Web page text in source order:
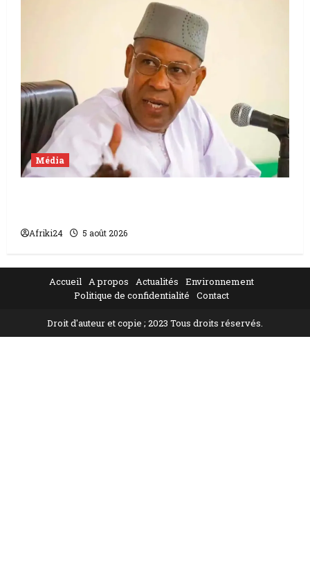
Média
Afriki24 5 août 2026
Accueil A propos Actualités
Environnement
Politique de confidentialité
Contact
Droit d'auteur et copie ; 2023 Tous droits réservés.